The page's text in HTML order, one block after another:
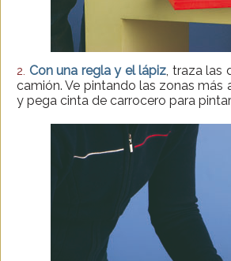
2. Con una regla y el lápiz, traza las
camión. Ve pintando las zonas más
y pega cinta de carrocero para